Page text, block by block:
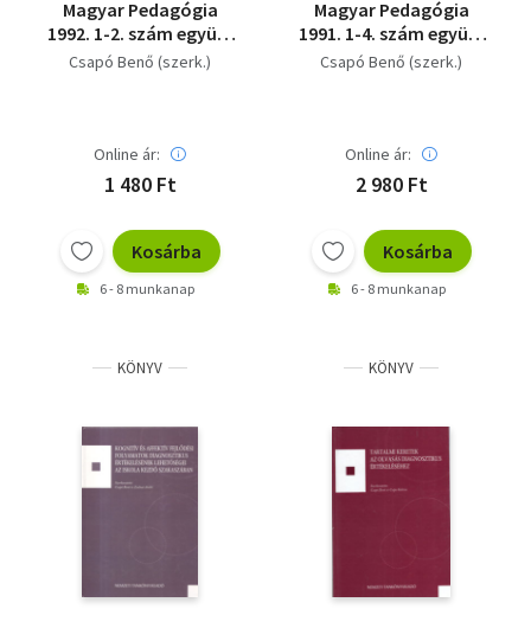
Magyar Pedagógia
1992. 1-2. szám együtt
( 2 db )
Csapó Benő (szerk.)
Online ár:
1 480 Ft
Kosárba
6 - 8 munkanap
Magyar Pedagógia
1991. 1-4. szám együtt
( 3 db )
Csapó Benő (szerk.)
Online ár:
2 980 Ft
Kosárba
6 - 8 munkanap
KÖNYV KÖNYV